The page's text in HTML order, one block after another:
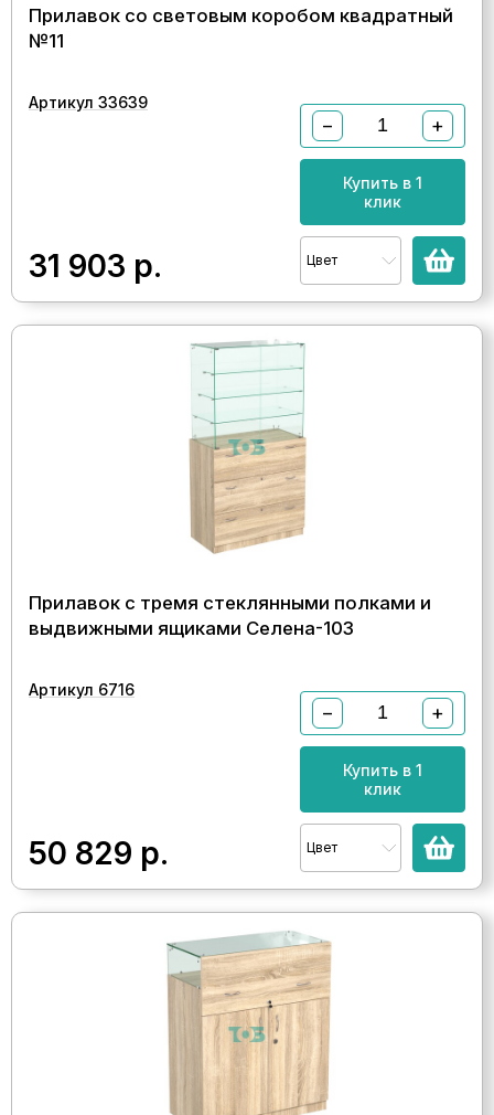
Прилавок со световым коробом квадратный
№11
Артикул 33639
31 903 р.
− +
Купить в 1
клик
Цвет
Прилавок с тремя стеклянными полками и
выдвижными ящиками Селена-103
Артикул 6716
50 829 р.
− +
Купить в 1
клик
Цвет